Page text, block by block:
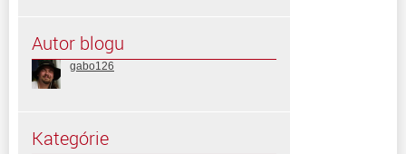
Autor blogu
gabo126
Kategórie